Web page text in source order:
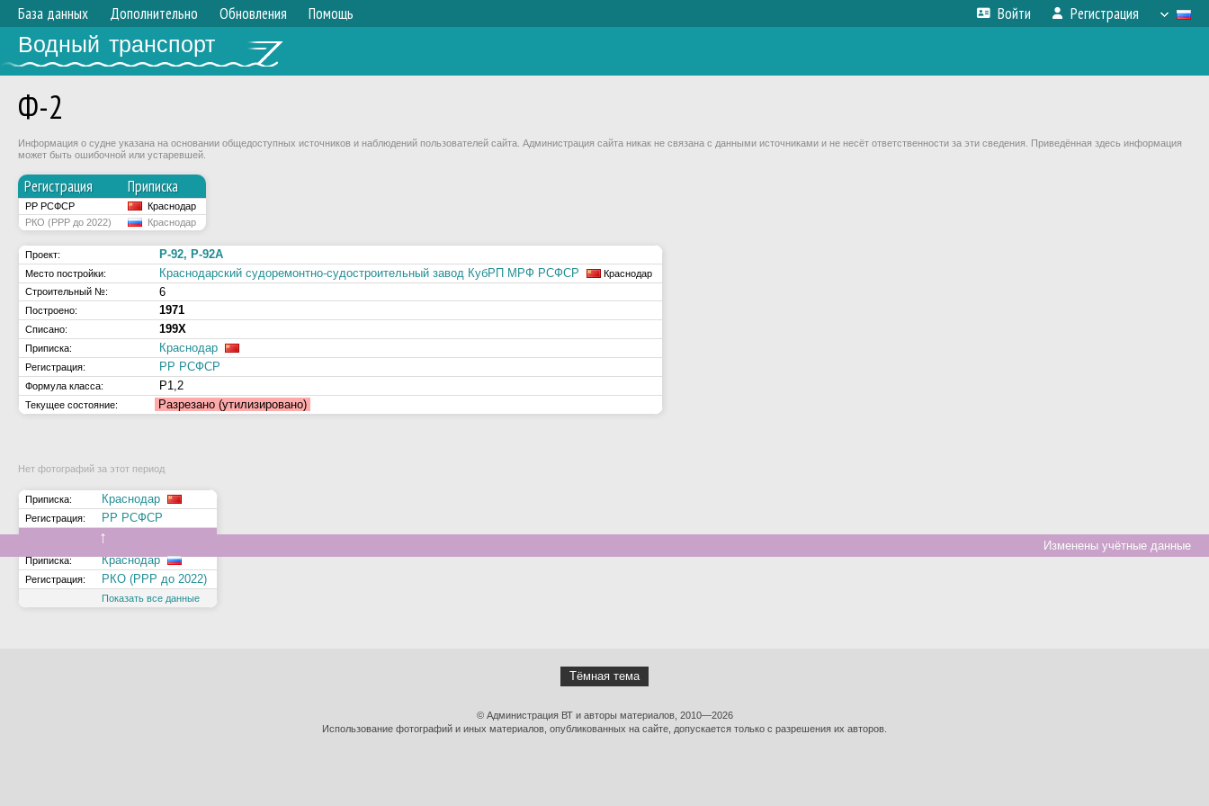
База данных Дополнительно Обновления Помощь Войти Регистрация
Водный транспорт
Ф-2
Информация о судне указана на основании общедоступных источников и наблюдений пользователей сайта. Администрация сайта никак не связана с данными источниками и не несёт ответственности за эти сведения. Приведённая здесь информация
может быть ошибочной или устаревшей.
Регистрация Приписка
РР РСФСР
Краснодар
РКО (РРР до 2022)
Краснодар
Проект: Р-92, Р-92А
Место постройки: Краснодарский судоремонтно-судостроительный завод КубРП МРФ РСФСР
Краснодар
Строительный №:
6
Построено: 1971
Списано: 199Х
Приписка: Краснодар
Регистрация: РР РСФСР
Формула класса: Р1,2
Текущее состояние: Разрезано (утилизировано)
Нет фотографий за этот период
Приписка: Краснодар
Регистрация: РР РСФСР
Изменены учётные данные
↑
Приписка: Краснодар
Регистрация: РКО (РРР до 2022)
Показать все данные
Тёмная тема
© Администрация ВТ и авторы материалов, 2010—2026
Использование фотографий и иных материалов, опубликованных на сайте, допускается только с разрешения их авторов.